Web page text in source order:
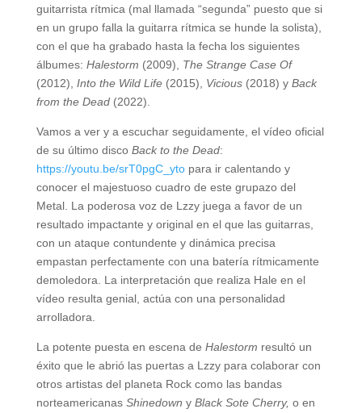
guitarrista rítmica (mal llamada “segunda” puesto que si
en un grupo falla la guitarra rítmica se hunde la solista),
con el que ha grabado hasta la fecha los siguientes
álbumes: Halestorm (2009), The Strange Case Of
(2012), Into the Wild Life(2015), Vicious(2018) y Back
from the Dead(2022).
Vamos a ver y a escuchar seguidamente, el vídeo oficial
de su último disco Back to the Dead:
https://youtu.be/srT0pgC_ytopara ir calentando y
conocer el majestuoso cuadro de este grupazo del
Metal. La poderosa voz de Lzzy juega a favor de un
resultado impactante y original en el que las guitarras,
con un ataque contundente y dinámica precisa
empastan perfectamente con una batería rítmicamente
demoledora. La interpretación que realiza Hale en el
vídeo resulta genial, actúa con una personalidad
arrolladora.
La potente puesta en escena de Halestorm resultó un
éxito que le abrió las puertas a Lzzy para colaborar con
otros artistas del planeta Rock como las bandas
norteamericanas Shinedown y Black Sote Cherry, o en